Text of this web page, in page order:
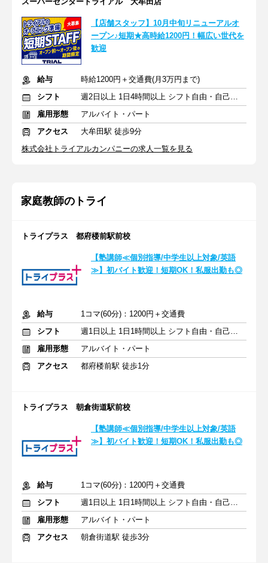
【店舗スタッフ】10月中旬リニューアルオ
ープン♪短期★高時給1200円！幅広い世代を
歓迎
給与
時給1200円＋交通費(月3万円まで)
シフト
週2日以上 1日4時間以上 シフト自由・自己申告
雇用形態
アルバイト・パート
アクセス
大牟田駅 徒歩9分
株式会社トライアルカンパニーの求人一覧を見る
家庭教師のトライ
トライプラス 都府楼前駅前校
【塾講師≪個別指導/中学生以上対象/英語
≫】初バイト歓迎！短期OK！私服出勤も◎
給与
1コマ(60分)：1200円＋交通費
シフト
週1日以上 1日1時間以上 シフト自由・自己申告
雇用形態
アルバイト・パート
アクセス
都府楼前駅 徒歩1分
トライプラス 朝倉街道駅前校
【塾講師≪個別指導/中学生以上対象/英語
≫】初バイト歓迎！短期OK！私服出勤も◎
給与
1コマ(60分)：1200円＋交通費
シフト
週1日以上 1日1時間以上 シフト自由・自己申告
雇用形態
アルバイト・パート
アクセス
朝倉街道駅 徒歩3分